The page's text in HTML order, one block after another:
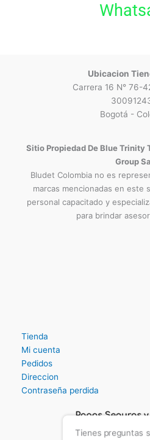
Ubicacion
Carrera 16 N° 76-
Bogotá -
Sitio Propiedad De Blue Trinity
Group
Bludet Colombia no es
marcas mencionadas en este
personal capacitado y
para brindar
Tienda
Mi cuenta
Pedidos
Direccion
Contraseña perdida
404?